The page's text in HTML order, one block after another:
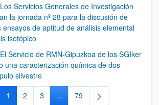
Servicios Generales de Investigación
la jornada nº 28 para la discusión de
ensayos de aptitud de análisis elemental
isotópico
Servicio de RMN-Gipuzkoa de los SGIker
una caracterización química de dos
silvestre
Página
1 Página
2 Página
3 ...Páginas intermedias Use TAB
Página
79